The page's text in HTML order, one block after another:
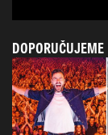
DOPORUČUJEME